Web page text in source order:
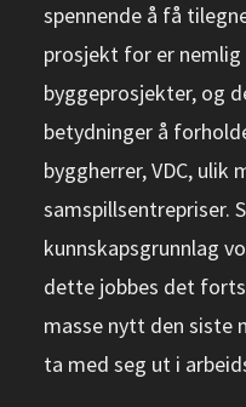
spennende å få
prosjekt for er nemlig
byggeprosjekter, og
betydninger å
byggherrer, VDC,
samspillsentrepriser.
kunnskapsgrunnlag
dette jobbes det
masse nytt den siste
ta med seg ut i